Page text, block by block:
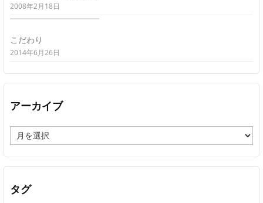
2008年2月18日
こだわり
2014年6月26日
アーカイブ
ー
カ
イ
タグ